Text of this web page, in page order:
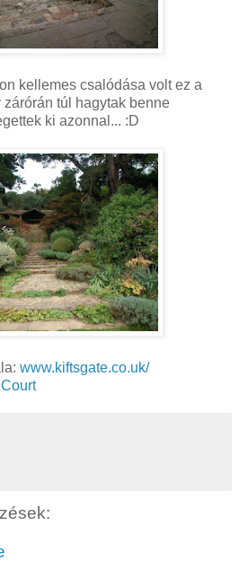
kellemes csalódása volt ez a
zárórán túl hagytak benne
ki azonnal... :D
www.kiftsgate.co.uk/